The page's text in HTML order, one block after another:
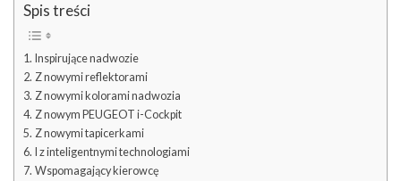
Spis treści
Inspirujące nadwozie
Z nowymi reflektorami
Z nowymi kolorami nadwozia
Z nowym PEUGEOT i-Cockpit
Z nowymi tapicerkami
I z inteligentnymi technologiami
Wspomagający kierowcę